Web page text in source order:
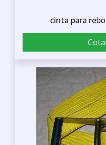
cinta para